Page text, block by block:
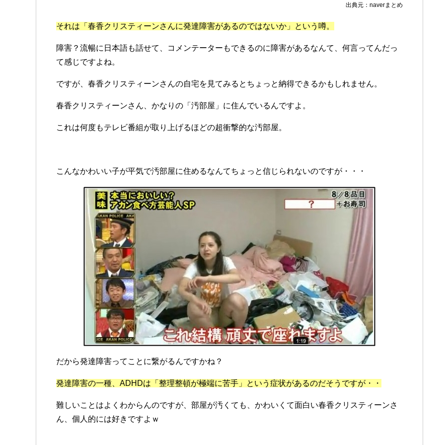
出典元：naverまとめ
それは「春香クリスティーンさんに発達障害があるのではないか」という噂。
障害？流暢に日本語も話せて、コメンテーターもできるのに障害があるなんて、何言ってんだっ
て感じですよね。
ですが、春香クリスティーンさんの自宅を見てみるとちょっと納得できるかもしれません。
春香クリスティーンさん、かなりの「汚部屋」に住んでいるんですよ。
これは何度もテレビ番組が取り上げるほどの超衝撃的な汚部屋。
こんなかわいい子が平気で汚部屋に住めるなんてちょっと信じられないのですが・・・
だから発達障害ってことに繋がるんですかね？
発達障害の一種、ADHDは「整理整頓が極端に苦手」という症状があるのだそうですが・・
難しいことはよくわからんのですが、部屋が汚くても、かわいくて面白い春香クリスティーンさ
ん、個人的には好きですよｗ